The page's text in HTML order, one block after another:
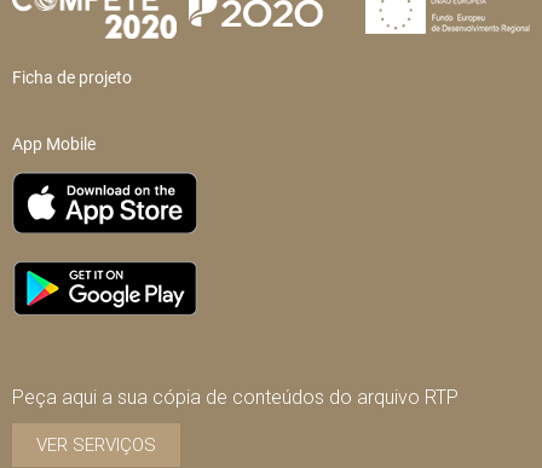
Ficha de projeto
App Mobile
Peça aqui a sua cópia de conteúdos do arquivo RTP
VER SERVIÇOS